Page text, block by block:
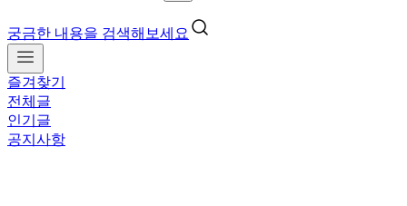
궁금한 내용을 검색해보세요
즐겨찾기
전체글
인기글
공지사항